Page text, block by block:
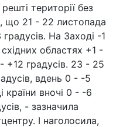
території без
що 21 - 22 листопада
На Заході -1
областях +1 -
+12 градусів. 23 - 25
вдень 0 - -5
країни вночі 0 - -6
- зазначила
І наголосила,